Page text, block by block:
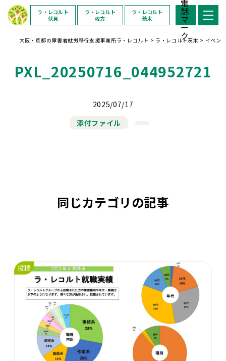
ラ・レコルト
伏見
ラ・レコルト
枚方
ラ・レコルト
茨木
大阪・京都の障害者就労移行支援事業所ラ・レコルト > ラ・レコルト茨木 > イベン
PXL_20250716_044952721
2025/07/17
添付ファイル
同じカテゴリの記事
投稿